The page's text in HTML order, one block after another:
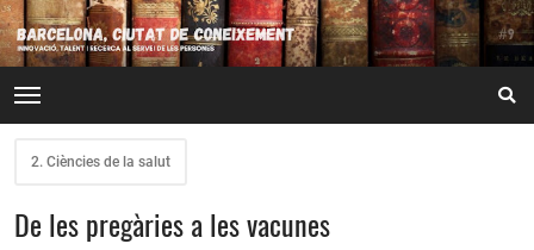
2. Ciències de la salut
De les pregàries a les vacunes